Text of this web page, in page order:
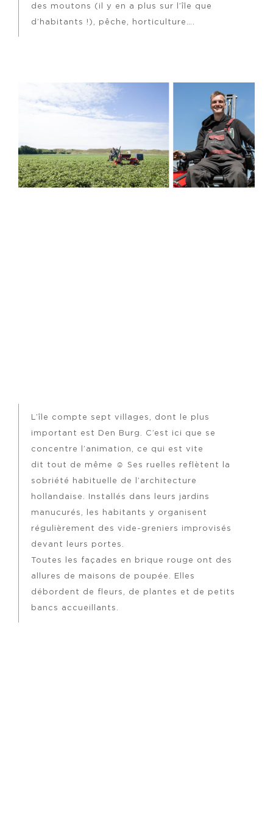
des moutons (il y en a plus sur l’île que
d’habitants !), pêche, horticulture….
L’île compte sept villages, dont le plus
important est Den Burg. C’est ici que se
concentre l’animation, ce qui est vite
dit tout de même ☺ Ses ruelles reflètent la
sobriété habituelle de l’architecture
hollandaise. Installés dans leurs jardins
manucurés, les habitants y organisent
régulièrement des vide-greniers improvisés
devant leurs portes.
Toutes les façades en brique rouge ont des
allures de maisons de poupée. Elles
débordent de fleurs, de plantes et de petits
bancs accueillants.